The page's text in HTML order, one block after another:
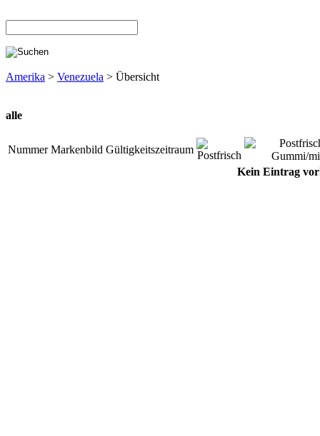
Amerika > Venezuela > Übersicht
alle
Nummer Markenbild Gültigkeitszeitraum
Kein Eintrag